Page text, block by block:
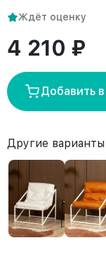
Ждёт оценку
4 210 ₽
Добавить
Другие варианты